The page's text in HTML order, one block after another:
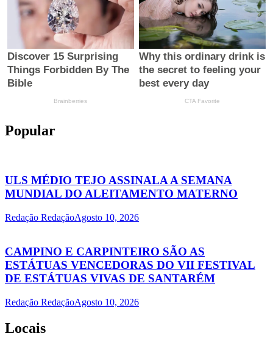
Popular
ULS MÉDIO TEJO ASSINALA A SEMANA
MUNDIAL DO ALEITAMENTO MATERNO
Redação RedaçãoAgosto 10, 2026
CAMPINO E CARPINTEIRO SÃO AS
ESTÁTUAS VENCEDORAS DO VII FESTIVAL
DE ESTÁTUAS VIVAS DE SANTARÉM
Redação RedaçãoAgosto 10, 2026
Locais